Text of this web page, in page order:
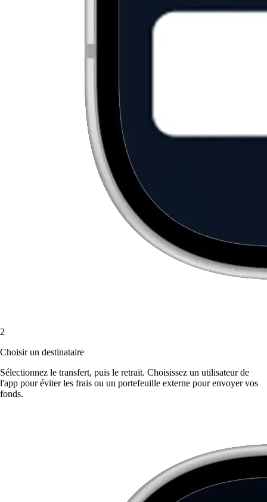
2
Choisir un destinataire
Sélectionnez le transfert, puis le retrait. Choisissez un utilisateur de
l'app pour éviter les frais ou un portefeuille externe pour envoyer vos
fonds.